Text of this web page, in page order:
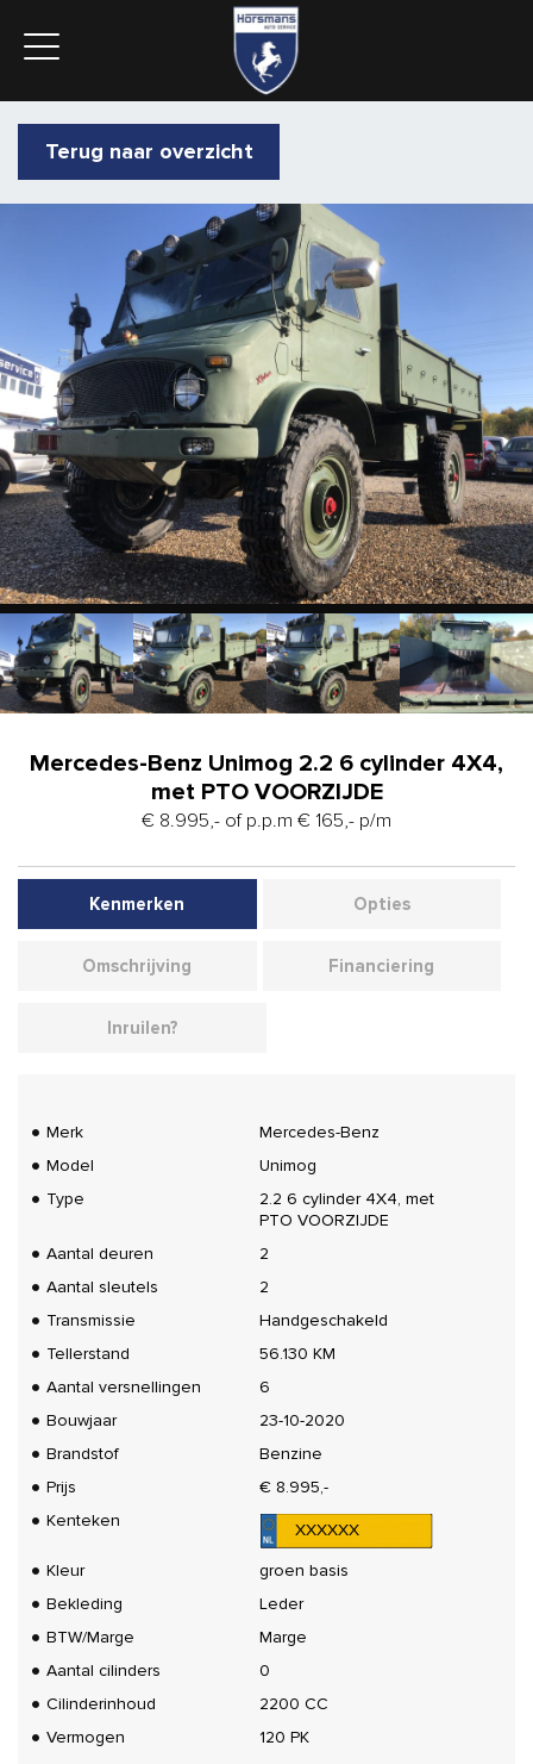
Terug naar overzicht
Mercedes-Benz Unimog 2.2 6 cylinder 4X4,
met PTO VOORZIJDE
€ 8.995,- of p.p.m € 165,- p/m
Kenmerken Opties
Omschrijving Financiering
Inruilen?
Merk
Mercedes-Benz
Model
Unimog
Type
2.2 6 cylinder 4X4, met
PTO VOORZIJDE
Aantal deuren
2
Aantal sleutels
2
Transmissie
Handgeschakeld
Tellerstand
56.130 KM
Aantal versnellingen
6
Bouwjaar
23-10-2020
Brandstof
Benzine
Prijs
€ 8.995,-
Kenteken
XXXXXX
Kleur
groen basis
Bekleding
Leder
BTW/Marge
Marge
Aantal cilinders
0
Cilinderinhoud
2200 CC
Vermogen
120 PK